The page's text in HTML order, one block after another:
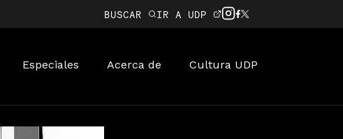
BUSCAR IR A UDP
Especiales Acerca de Cultura UDP